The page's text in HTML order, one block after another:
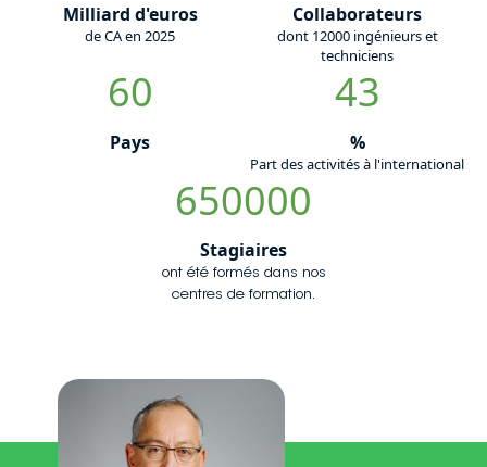
Milliard d'euros
de CA en 2025
Collaborateurs
dont 12000 ingénieurs et
techniciens
60
Pays
43
%
Part des activités à l'international
650000
Stagiaires
ont été formés dans nos
centres de formation.